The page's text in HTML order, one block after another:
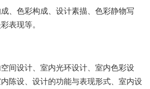
、色彩构成、设计素描、色彩静物写
表现等。
间设计、室内光环设计、室内色彩设
陈设、设计的功能与表现形式、室内设